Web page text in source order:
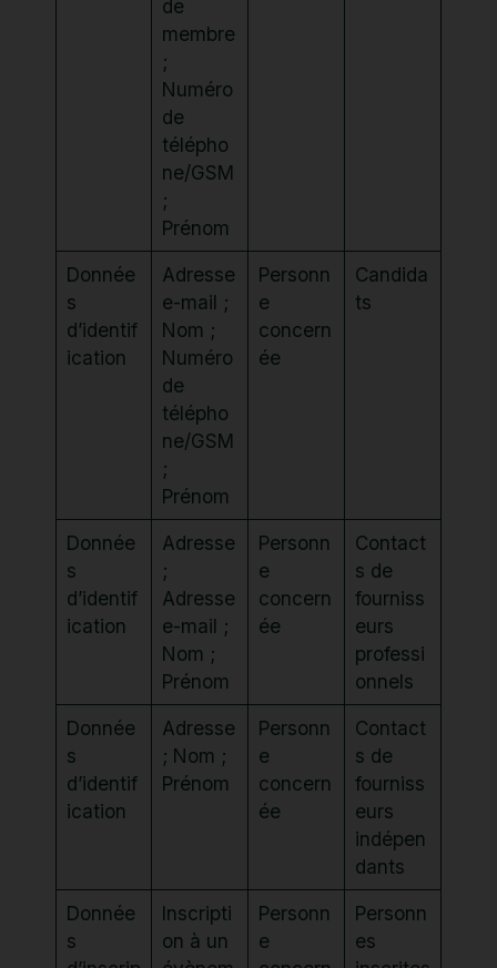
de
membre
;
Numéro
de
télépho
ne/GSM
;
Prénom
Donnée
s
d’identif
ication
Adresse
e-mail ;
Nom ;
Numéro
de
télépho
ne/GSM
;
Prénom
Personn
e
concern
ée
Candida
ts
Donnée
s
d’identif
ication
Adresse
;
Adresse
e-mail ;
Nom ;
Prénom
Personn
e
concern
ée
Contact
s de
fourniss
eurs
professi
onnels
Donnée
s
d’identif
ication
Adresse
; Nom ;
Prénom
Personn
e
concern
ée
Contact
s de
fourniss
eurs
indépen
dants
Donnée
s
Inscripti
on à un
Personn
e
Personn
es